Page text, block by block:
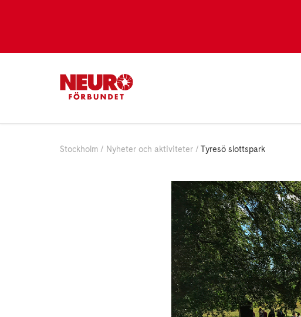
Stockholm Nyheter och aktiviteter Tyresö slottspark